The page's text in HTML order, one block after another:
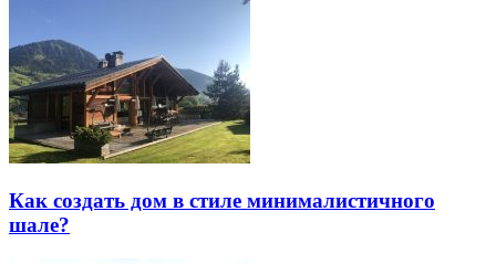
Как создать дом в стиле минималистичного
шале?